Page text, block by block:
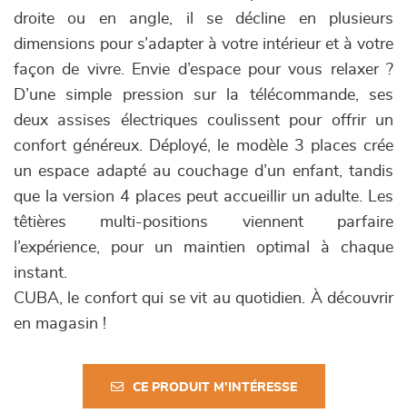
droite ou en angle, il se décline en plusieurs
dimensions pour s’adapter à votre intérieur et à votre
façon de vivre. Envie d’espace pour vous relaxer ?
D’une simple pression sur la télécommande, ses
deux assises électriques coulissent pour offrir un
confort généreux. Déployé, le modèle 3 places crée
un espace adapté au couchage d’un enfant, tandis
que la version 4 places peut accueillir un adulte. Les
têtières multi-positions viennent parfaire
l’expérience, pour un maintien optimal à chaque
instant.
CUBA, le confort qui se vit au quotidien. À découvrir
en magasin !
CE PRODUIT M'INTÉRESSE